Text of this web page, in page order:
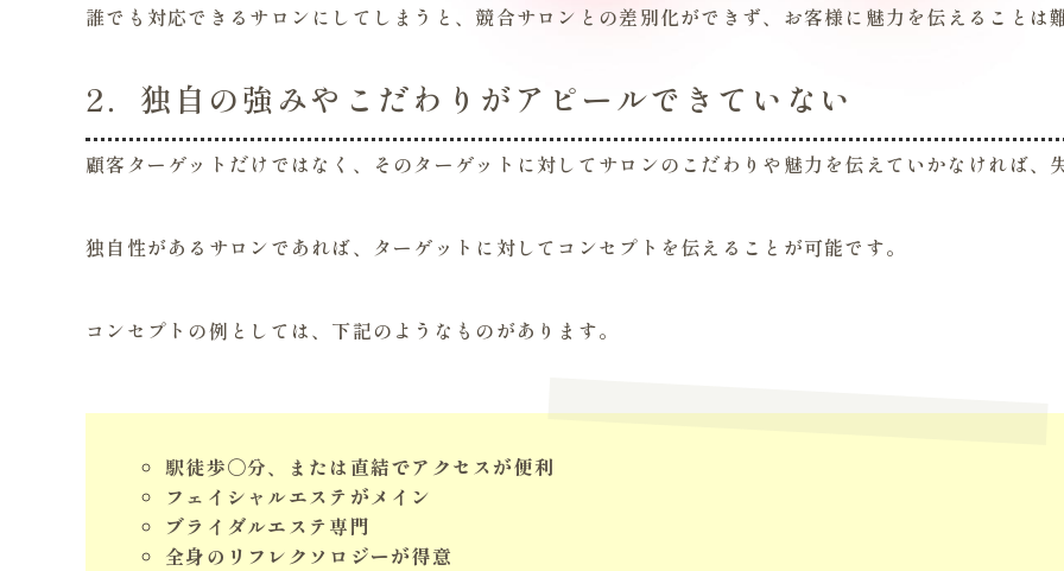
誰でも対応できるサロンにしてしまうと、競合サロンとの差別化ができず、お客様に魅力を伝えることは
2．独自の強みやこだわりがアピールできていない
顧客ターゲットだけではなく、そのターゲットに対してサロンのこだわりや魅力を伝えていかなければ、
独自性があるサロンであれば、ターゲットに対してコンセプトを伝えることが可能です。
コンセプトの例としては、下記のようなものがあります。
駅徒歩〇分、または直結でアクセスが便利
フェイシャルエステがメイン
ブライダルエステ専門
全身のリフレクソロジーが得意